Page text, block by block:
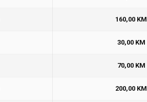
160,00 KM
30,00 KM
70,00 KM
200,00 KM